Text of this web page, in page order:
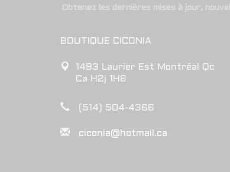
Obtenez les dernières mises à jour,
BOUTIQUE CICONIA
1493 Laurier Est Montréal Qc
Ca H2j 1H8
(514) 504-4366
ciconia@hotmail.ca